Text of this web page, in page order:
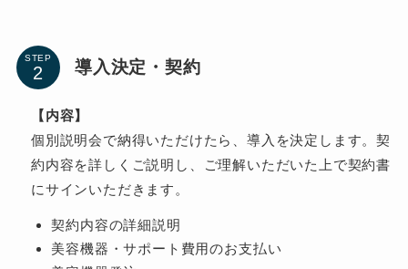
STEP 導入決定・契約
【内容】
個別説明会で納得いただけたら、導入を決定します。契
約内容を詳しくご説明し、ご理解いただいた上で契約書
にサインいただきます。
契約内容の詳細説明
美容機器・サポート費用のお支払い